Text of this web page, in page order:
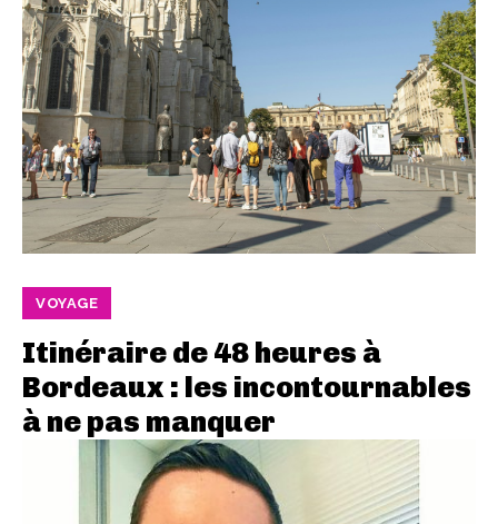
VOYAGE
Itinéraire de 48 heures à
Bordeaux : les incontournables
à ne pas manquer